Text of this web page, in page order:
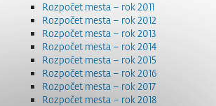
Rozpočet mesta – rok 2011
Rozpočet mesta – rok 2012
Rozpočet mesta – rok 2013
Rozpočet mesta – rok 2014
Rozpočet mesta – rok 2015
Rozpočet mesta – rok 2016
Rozpočet mesta – rok 2017
Rozpočet mesta – rok 2018